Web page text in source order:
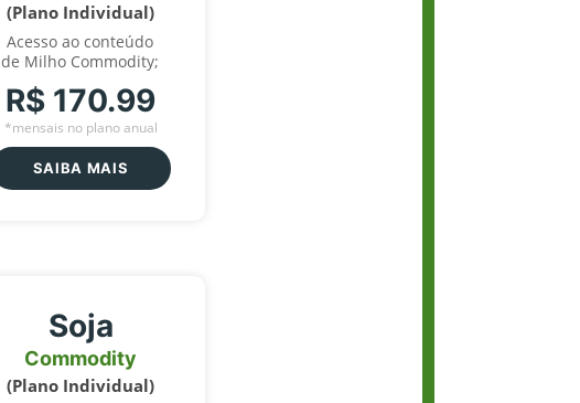
(Plano Individual)
Acesso ao conteúdo
de Milho Commodity;
R$ 170.99
*mensais no plano anual
SAIBA MAIS
Soja
Commodity
(Plano Individual)